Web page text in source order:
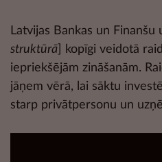
Latvijas Bankas un Finanšu
struktūrā ] kopīgi veidotā
iepriekšējām zināšanām.
jāņem vērā, lai sāktu
starp privātpersonu un